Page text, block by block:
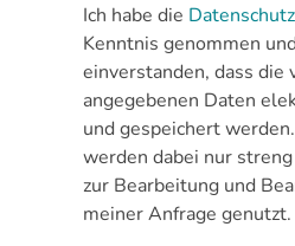
Ich habe die
Kenntnis genommen
einverstanden, dass die
angegebenen Daten
und gespeichert
werden dabei nur
zur Bearbeitung und
meiner Anfrage genutzt.